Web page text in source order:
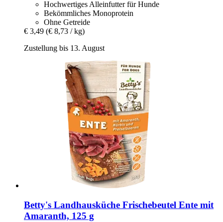
Hochwertiges Alleinfutter für Hunde
Bekömmliches Monoprotein
Ohne Getreide
€ 3,49 (€ 8,73 / kg)
Zustellung bis 13. August
Betty's Landhausküche Frischebeutel Ente mit
Amaranth, 125 g